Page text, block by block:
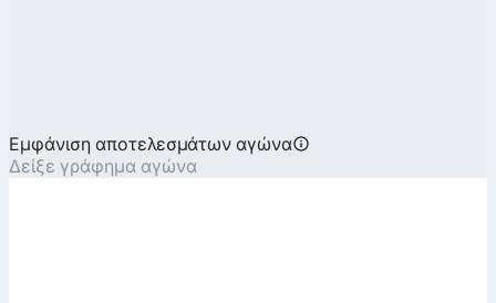
Εμφάνιση αποτελεσμάτων αγώνα
Δείξε γράφημα αγώνα